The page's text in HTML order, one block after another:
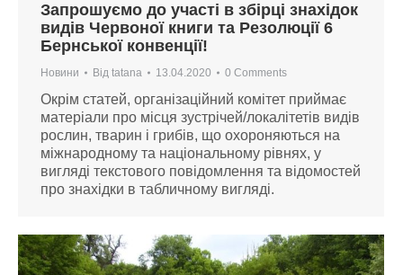
Запрошуємо до участі в збірці знахідок
видів Червоної книги та Резолюції 6
Бернської конвенції!
Новини Від tatana 13.04.2020 0 Comments
Окрім статей, організаційний комітет приймає
матеріали про місця зустрічей/локалітетів видів
рослин, тварин і грибів, що охороняються на
міжнародному та національному рівнях, у
вигляді текстового повідомлення та відомостей
про знахідки в табличному вигляді.